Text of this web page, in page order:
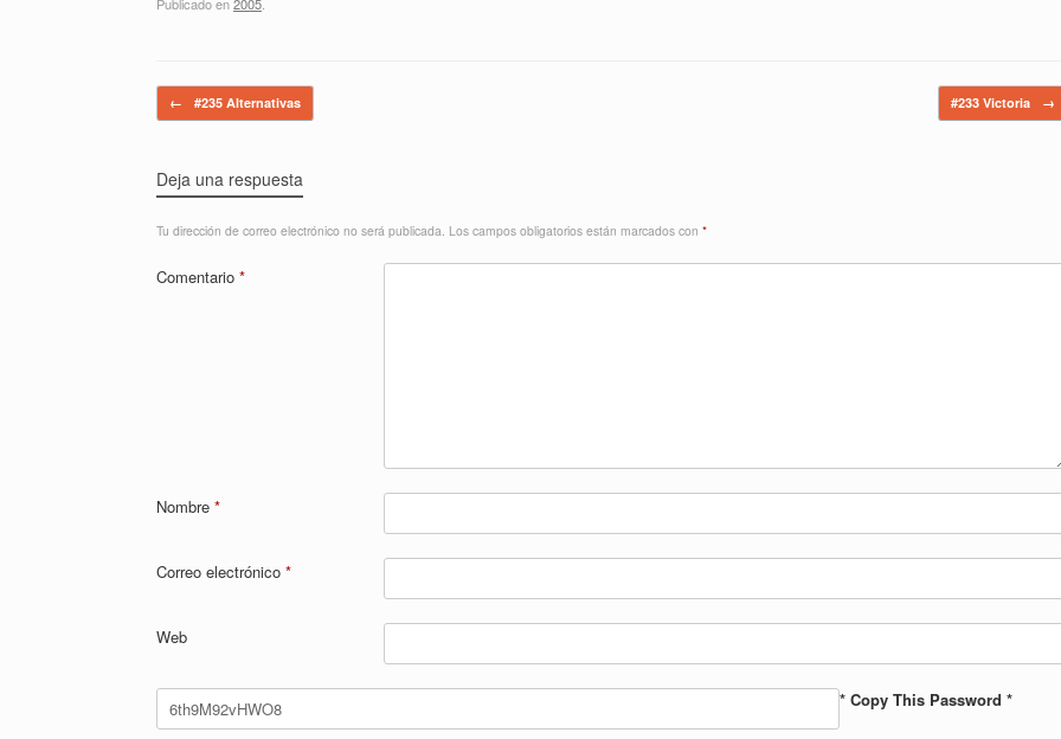
Navegador de artículos
← #235 Alternativas #233 Victoria →
Deja una respuesta
Tu dirección de correo electrónico no será publicada. Los campos obligatorios están marcados con *
Comentario *
Nombre *
Correo electrónico *
Web
* Copy This Password *